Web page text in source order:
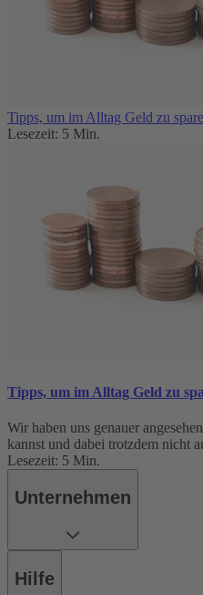
Tipps, um im Alltag Geld zu
Lesezeit: 5 Min.
Tipps, um im Alltag Geld zu
Wir haben uns genauer
kannst und dabei trotzdem nicht
Lesezeit: 5 Min.
Unternehmen
Hilfe